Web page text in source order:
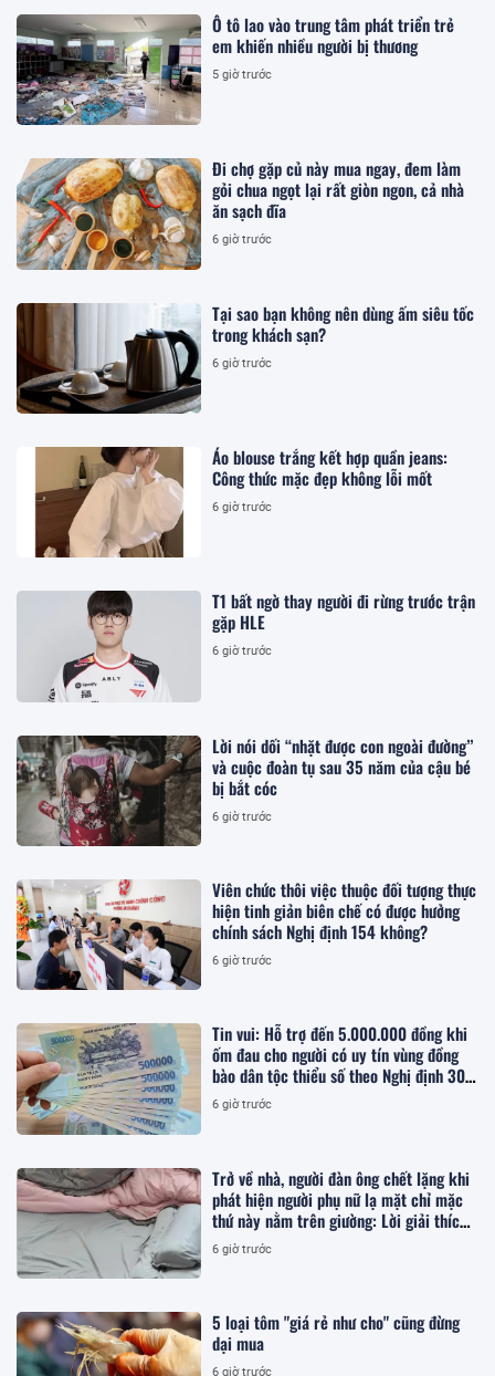
Ô tô lao vào trung tâm phát triển trẻ
em khiến nhiều người bị thương
5 giờ trước
Đi chợ gặp củ này mua ngay, đem làm
gỏi chua ngọt lại rất giòn ngon, cả nhà
ăn sạch đĩa
6 giờ trước
Tại sao bạn không nên dùng ấm siêu tốc
trong khách sạn?
6 giờ trước
Áo blouse trắng kết hợp quần jeans:
Công thức mặc đẹp không lỗi mốt
6 giờ trước
T1 bất ngờ thay người đi rừng trước trận
gặp HLE
6 giờ trước
Lời nói dối “nhặt được con ngoài đường”
và cuộc đoàn tụ sau 35 năm của cậu bé
bị bắt cóc
6 giờ trước
Viên chức thôi việc thuộc đối tượng thực
hiện tinh giản biên chế có được hưởng
chính sách Nghị định 154 không?
6 giờ trước
Tin vui: Hỗ trợ đến 5.000.000 đồng khi
ốm đau cho người có uy tín vùng đồng
bào dân tộc thiểu số theo Nghị định 307,
cụ thể khi điều trị tại đâu?
6 giờ trước
Trở về nhà, người đàn ông chết lặng khi
phát hiện người phụ nữ lạ mặt chỉ mặc
thứ này nằm trên giường: Lời giải thích
khiến ai cũng bất an
6 giờ trước
5 loại tôm "giá rẻ như cho" cũng đừng
dại mua
6 giờ trước